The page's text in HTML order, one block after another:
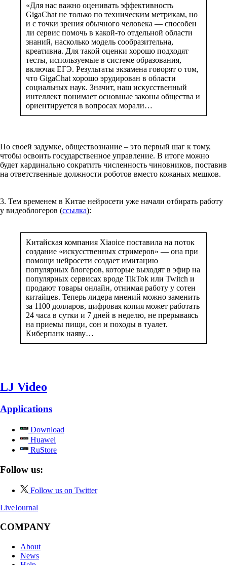
«Для нас важно оценивать эффективность
GigaChat не только по техническим метрикам, но
и с точки зрения обычного человека — способен
ли сервис помочь в какой-то отдельной области
знаний, насколько модель сообразительна,
креативна. Для такой оценки хорошо подходят
тесты, используемые в системе образования,
включая ЕГЭ. Результаты экзамена говорят о том,
что GigaChat хорошо эрудирован в области
социальных наук. Значит, наш искусственный
интеллект понимает основные законы общества и
ориентируется в вопросах морали…
По своей задумке, обществознание – это первый шаг к тому,
чтобы освоить государственное управление. В итоге можно
будет кардинально сократить численность чиновников, поставив
на ответственные должности роботов вместо кожаных мешков.
3. Тем временем в Китае нейросети уже начали отбирать работу
у видеоблогеров (ссылка):
Китайская компания Xiaoice поставила на поток
создание «искусственных стримеров» — она при
помощи нейросети создает имитацию
популярных блогеров, которые выходят в эфир на
популярных сервисах вроде TikTok или Twitch и
продают товары онлайн, отнимая работу у сотен
китайцев. Теперь лидера мнений можно заменить
за 1100 долларов, цифровая копия может работать
24 часа в сутки и 7 дней в неделю, не прерываясь
на приемы пищи, сон и походы в туалет.
Киберпанк наяву…
LJ Video
Applications
Download
Huawei
RuStore
Follow us:
Follow us on Twitter
LiveJournal
COMPANY
About
News